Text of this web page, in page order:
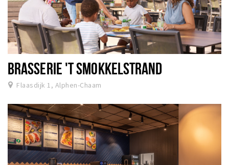
BRASSERIE 'T SMOKKELSTRAND
Flaasdijk 1, Alphen-Chaam